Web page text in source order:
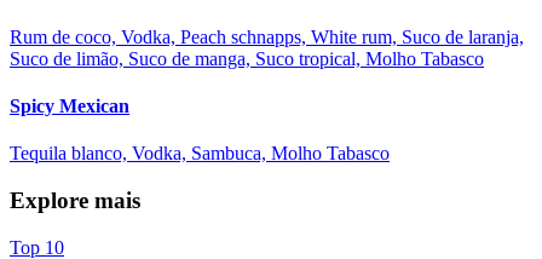
Rum de coco, Vodka, Peach schnapps, White rum, Suco de laranja,
Suco de limão, Suco de manga, Suco tropical, Molho Tabasco
Spicy Mexican
Tequila blanco, Vodka, Sambuca, Molho Tabasco
Explore mais
Top 10